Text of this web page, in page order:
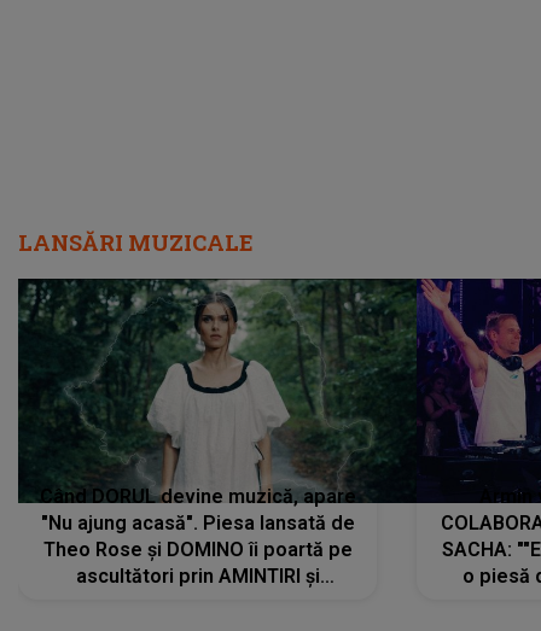
Când DORUL devine muzică, apare
"Nu ajung acasă". Piesa lansată de
Theo Rose și DOMINO îi poartă pe
ascultători prin AMINTIRI și
REGĂSIRI, iar drumul emoțiilor
trece prin sufletul publicului:
"Pentru toți cei care au plecat
departe ca să le fie mai bine"
Armin
SACHA:
o piesă
imediat
cu mine
păstrăm